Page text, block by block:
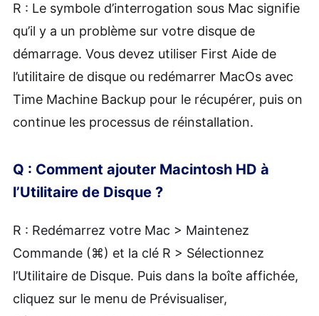
R : Le symbole d’interrogation sous Mac signifie
qu’il y a un problème sur votre disque de
démarrage. Vous devez utiliser First Aide de
l’utilitaire de disque ou redémarrer MacOs avec
Time Machine Backup pour le récupérer, puis on
continue les processus de réinstallation.
Q : Comment ajouter Macintosh HD à
l’Utilitaire de Disque ?
R : Redémarrez votre Mac > Maintenez
Commande (⌘) et la clé R > Sélectionnez
l’Utilitaire de Disque. Puis dans la boîte affichée,
cliquez sur le menu de Prévisualiser,